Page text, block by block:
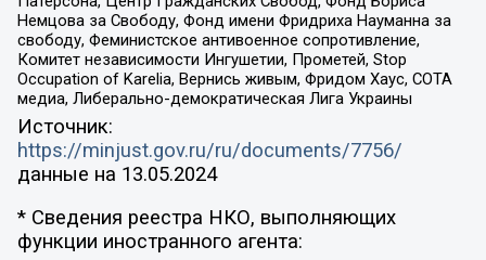
Немцова за Свободу, Фонд имени Фридриха Науманна за
свободу, Феминистское антивоенное сопротивление,
Комитет независимости Ингушетии, Прометей, Stop
Occupation of Karelia, Вернись живым, Фридом Хаус, СОТА
медиа, Либерально-демократическая Лига Украины
Источник:
https://minjust.gov.ru/ru/documents/7756/
данные на 13.05.2024
* Сведения реестра НКО, выполняющих
функции иностранного агента: